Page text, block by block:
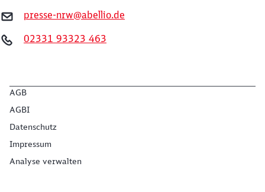
presse-nrw@abellio.de
02331 93323 463
AGB
AGBI
Datenschutz
Impressum
Analyse verwalten